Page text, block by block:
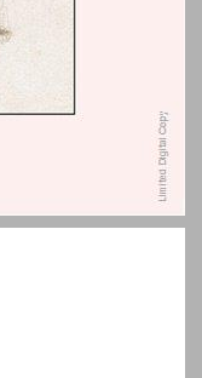
הזכות לשכוח: מדוע ביקש קפקא להישכח ... 0